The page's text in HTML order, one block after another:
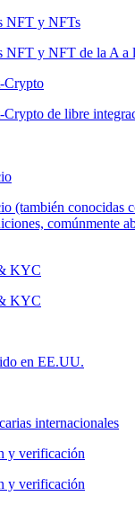
NFT y NFTs
NFT y NFT de la A a
Crypto
de libre
(también conocidas
comúnmente
KYC
KYC
en EE.UU.
internacionales
y verificación
y verificación